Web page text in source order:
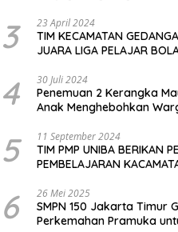
3 23 April 2024
TIM KECAMATAN
JUARA LIGA PELAJAR
4 30 Juli 2024
Penemuan 2 Kerangka
Anak Menghebohkan
5 11 September 2024
TIM PMP UNIBA BERIKAN
PEMBELAJARAN
SERANG
6 26 Mei 2025
SMPN 150 Jakarta Timur
Perkemahan Pramuka